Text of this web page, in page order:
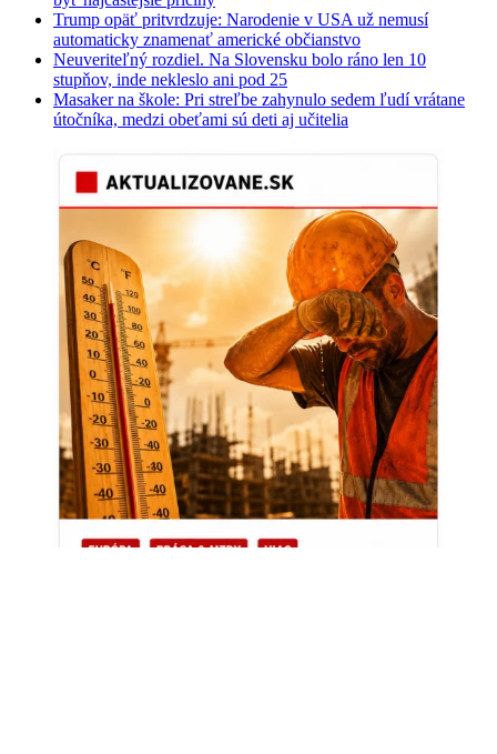
Trump opäť pritvrdzuje: Narodenie v USA už nemusí
automaticky znamenať americké občianstvo
Neuveriteľný rozdiel. Na Slovensku bolo ráno len 10
stupňov, inde nekleslo ani pod 25
Masaker na škole: Pri streľbe zahynulo sedem ľudí vrátane
útočníka, medzi obeťami sú deti aj učitelia